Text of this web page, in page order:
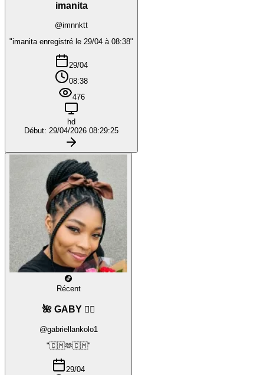
imanita
@imnnktt
"imanita enregistré le 29/04 à 08:38"
29/04
08:38
476
hd
Début: 29/04/2026 08:29:25
Récent
🌺 GABY ❤️‍🔥
@gabriellankolo1
"🇨🇲🫶🇨🇲"
29/04